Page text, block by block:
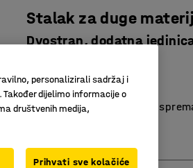
Stalak za duge
Dvostran, dodatna
Za duge i lakše terete
Optimizirajte prostor za
Model
personalizirali sadržaj i
dijelimo informacije o
društvenih medija,
Prihvati sve kolačiće